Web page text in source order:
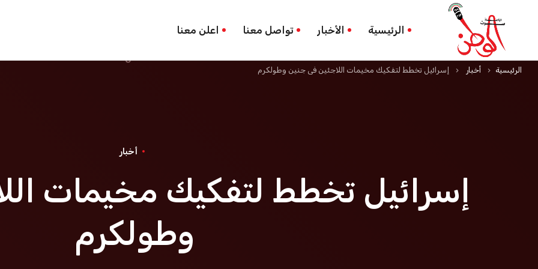
الرئيسية الأخبار تواصل معنا اعلن معنا
الرئيسية keyboard_arrow_right أخبار keyboard_arrow_right إسرائيل تخطط لتفكيك مخيمات اللاجئين في جنين وطولكرم
أخبار
إسرائيل تخطط لتفكيك مخيمات
وطولكرم